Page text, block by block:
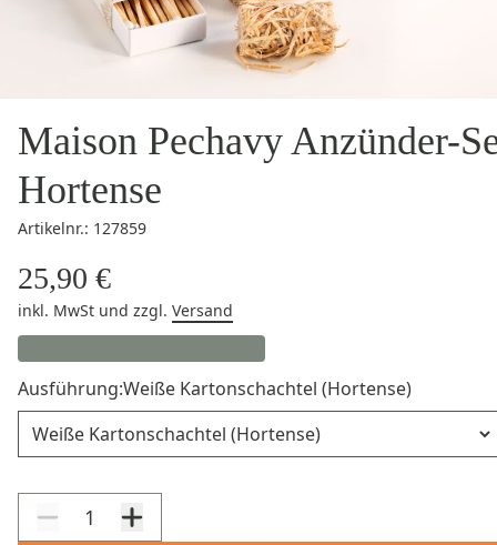
Maison Pechavy Anzünder-
Hortense
Artikelnr.: 127859
25,90 €
inkl. MwSt und zzgl. Versand
Ausführung:Weiße Kartonschachtel (Hortense)